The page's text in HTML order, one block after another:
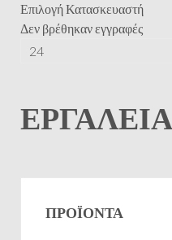
Επιλογή Κατασκευαστή
Δεν βρέθηκαν εγγραφές
ΕΡΓΑΛΕΊΑ
ΠΡΟΪΌΝΤΑ